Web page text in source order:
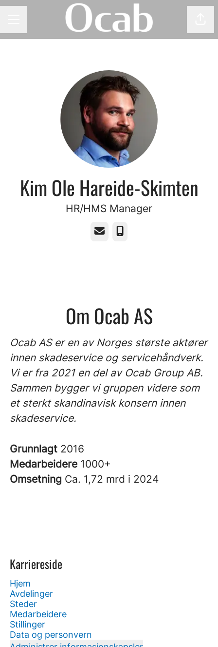
Kim Ole Hareide-Skimten
HR/HMS Manager
E-postTelefonnummer
Om Ocab AS
Ocab AS er en av Norges største aktører
innen skadeservice og servicehåndverk.
Vi er fra 2021 en del av Ocab Group AB.
Sammen bygger vi gruppen videre som
et sterkt skandinavisk konsern innen
skadeservice.
Grunnlagt 2016
Medarbeidere 1000+
Omsetning Ca. 1,72 mrd i 2024
Karriereside
Hjem
Avdelinger
Steder
Medarbeidere
Stillinger
Data og personvern